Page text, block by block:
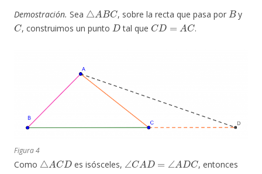
Demostración. Sea
△ ABC
, sobre la recta que pasa por
B
y
C
, construimos un punto
D
tal que
CD=A C
.
Figura 4
Como
△ ACD
es isósceles,
∠ CA D= DC
, entonces